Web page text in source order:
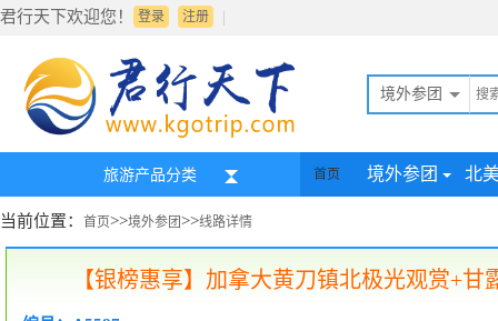
君行天下欢迎您！ 登录 |
注册
境外参团
旅游产品分类 首页 境外参团 北
当前位置： 首页>>境外参团>>线路详情
【银榜惠享】加拿大黄刀镇北极光观赏+